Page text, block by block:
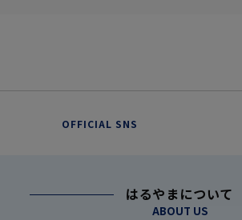
OFFICIAL SNS
はるやまについて
ABOUT US